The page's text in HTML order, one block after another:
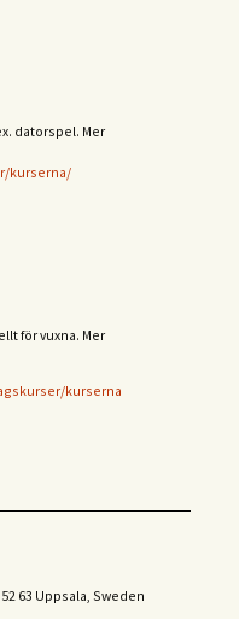
datorspel. Mer
kurserna/
för vuxna. Mer
kurserna
63 Uppsala, Sweden